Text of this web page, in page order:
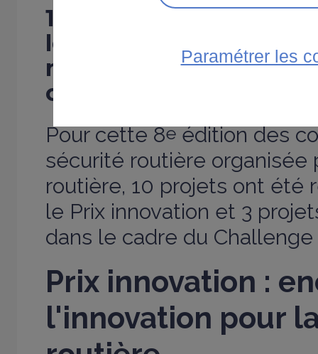
13 solutions
les routes plus sûres
récompensées lors
organisée par la
Pour cette 8eédition des
sécurité routière organisée
routière, 10 projets ont été
le Prix innovation et 3
dans le cadre du Challenge
Prix innovation :
l'innovation pour
Paramétrer les